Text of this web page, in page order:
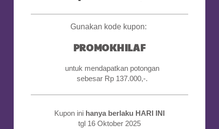
Gunakan kode kupon:
PROMOKHILAF
untuk mendapatkan potongan
sebesar Rp 137.000,-.
...
Kupon ini hanya berlaku HARI INI
tgl 16 Oktober 2025